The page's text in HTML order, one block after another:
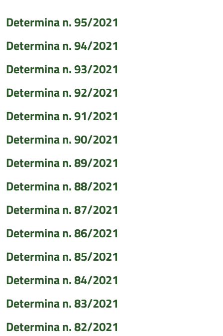
Determina n. 95/2021
Determina n. 94/2021
Determina n. 93/2021
Determina n. 92/2021
Determina n. 91/2021
Determina n. 90/2021
Determina n. 89/2021
Determina n. 88/2021
Determina n. 87/2021
Determina n. 86/2021
Determina n. 85/2021
Determina n. 84/2021
Determina n. 83/2021
Determina n. 82/2021